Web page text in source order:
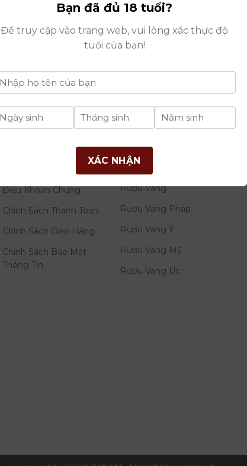
Tran Van
THÔNG TIN
Điều Khoản Chung
Chính Sách Thanh Toán
Chính Sách Giao Hàng
Chính Sách Bảo Mật
Thông Tin
DANH MỤC
RƯỢU
Rượu Vang
Rượu Vang Pháp
Rượu Vang Ý
Rượu Vang Mỹ
Rượu Vang Úc
Bạn đã đủ 18 tuổi?
Để truy cập vào trang web, vui lòng xác thực độ
tuổi của bạn!
XÁC NHẬN